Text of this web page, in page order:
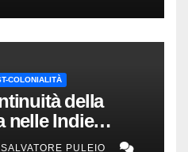
COLONIALITÀ
della
nelle Indie
SALVATORE PULEIO